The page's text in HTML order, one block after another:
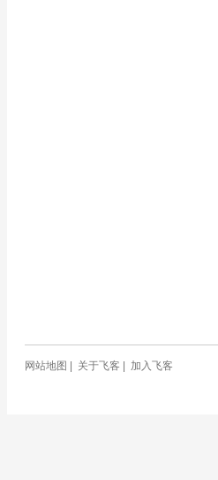
网站地图 关于飞客 加入飞客